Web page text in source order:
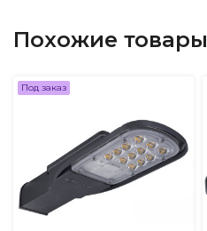
Похожие товары
Под заказ